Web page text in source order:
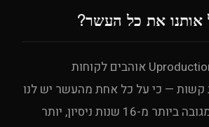
אותנו את כל העשר?
אנחנו ב-Uproduction Events אוהבים לקוחות
— כי על כל אחת מהעשר יש לנו
תשובה מסודרת, מגובה ביותר מ-16 שנות ניסיון, יותר